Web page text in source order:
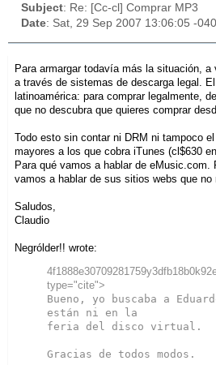
Subject: Re: [Cc-cl] Comprar MP3
Date: Sat, 29 Sep 2007 13:06:05 -
Para armargar todavía más la situación,
a través de sistemas de descarga legal.
latinoamérica: para comprar legalmente,
que no descubra que quieres comprar
Todo esto sin contar ni DRM ni tampoco
mayores a los que cobra iTunes (cl$630
Para qué vamos a hablar de
vamos a hablar de sus sitios webs que no
Saludos,
Claudio
Negrólder!! wrote:
type="cite">
Bueno, yo buscaba a
están ni en la
feria del disco virtual.
Gracias de todos modos.